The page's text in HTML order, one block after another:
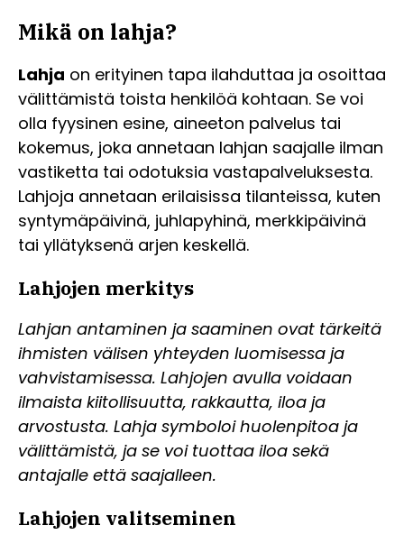
Mikä on lahja?
Lahja on erityinen tapa ilahduttaa ja osoittaa
välittämistä toista henkilöä kohtaan. Se voi
olla fyysinen esine, aineeton palvelus tai
kokemus, joka annetaan lahjan saajalle ilman
vastiketta tai odotuksia vastapalveluksesta.
Lahjoja annetaan erilaisissa tilanteissa, kuten
syntymäpäivinä, juhlapyhinä, merkkipäivinä
tai yllätyksenä arjen keskellä.
Lahjojen merkitys
Lahjan antaminen ja saaminen ovat tärkeitä
ihmisten välisen yhteyden luomisessa ja
vahvistamisessa. Lahjojen avulla voidaan
ilmaista kiitollisuutta, rakkautta, iloa ja
arvostusta. Lahja symboloi huolenpitoa ja
välittämistä, ja se voi tuottaa iloa sekä
antajalle että saajalleen.
Lahjojen valitseminen